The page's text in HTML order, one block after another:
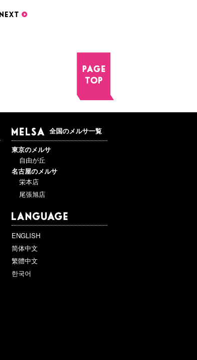
全国のメルサ一覧
東京のメルサ
自由が丘
名古屋のメルサ
栄本店
尾張旭店
ENGLISH
简体中文
繁體中文
한국어